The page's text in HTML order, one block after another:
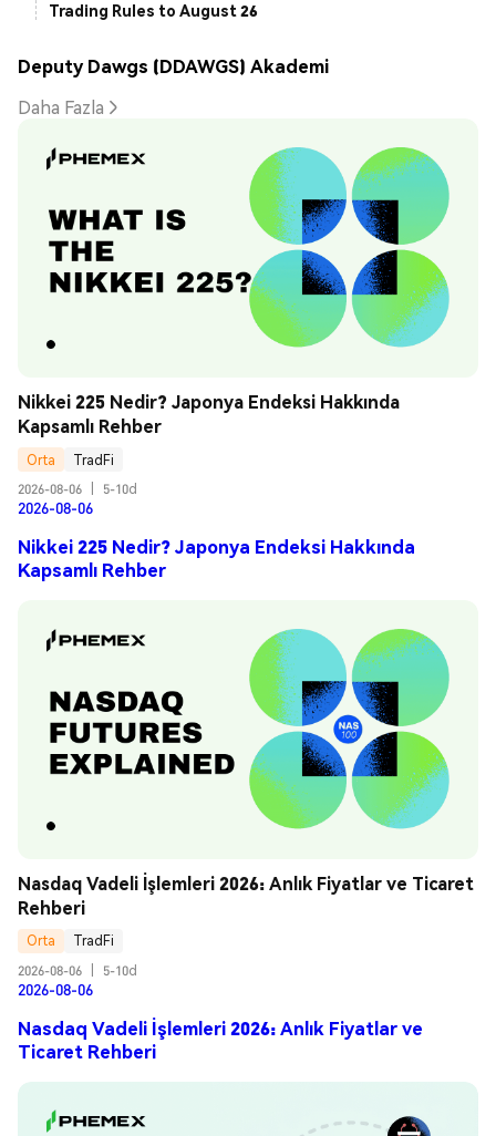
Trading Rules to August 26
Deputy Dawgs (DDAWGS) Akademi
Daha Fazla
Nikkei 225 Nedir? Japonya Endeksi Hakkında
Kapsamlı Rehber
Orta
TradFi
2026-08-06
5-10d
2026-08-06
Nikkei 225 Nedir? Japonya Endeksi Hakkında
Kapsamlı Rehber
Nasdaq Vadeli İşlemleri 2026: Anlık Fiyatlar ve Ticaret
Rehberi
Orta
TradFi
2026-08-06
5-10d
2026-08-06
Nasdaq Vadeli İşlemleri 2026: Anlık Fiyatlar ve
Ticaret Rehberi